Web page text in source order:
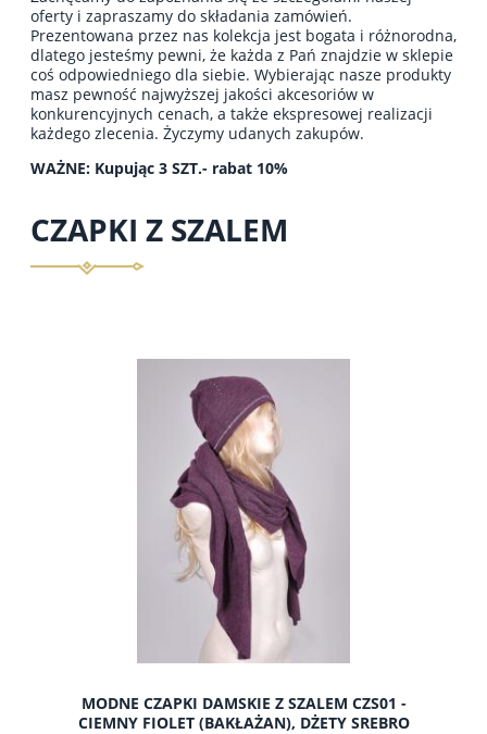
oferty i zapraszamy do składania zamówień.
Prezentowana przez nas kolekcja jest bogata i różnorodna,
dlatego jesteśmy pewni, że każda z Pań znajdzie w sklepie
coś odpowiedniego dla siebie. Wybierając nasze produkty
masz pewność najwyższej jakości akcesoriów w
konkurencyjnych cenach, a także ekspresowej realizacji
każdego zlecenia. Życzymy udanych zakupów.
WAŻNE: Kupując 3 SZT.- rabat 10%
CZAPKI Z SZALEM
MODNE CZAPKI DAMSKIE Z SZALEM CZS01 -
CIEMNY FIOLET (BAKŁAŻAN), DŻETY SREBRO